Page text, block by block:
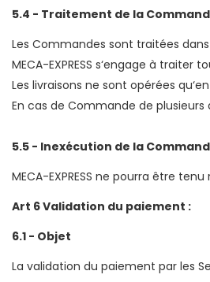
5.4 - Traitement de la
MECA-EXPRESS s‘engage à traiter toutes les Commandes, dans la
Les livraisons ne sont opérées qu‘en fonction des disponibilités et dans l‘ordre d‘arrivée des
En cas de Commande de plusieurs articles, il est possible que MECA-EXPRESS
5.5 - Inexécution de la
Art 6 Validation du paiement :
6.1 - Objet